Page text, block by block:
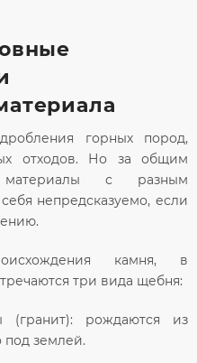
горных пород,
отходов. Но за общим
материалы с разным
непредсказуемо, если
камня, в
три вида щебня:
(гранит): рождаются из
под землей.